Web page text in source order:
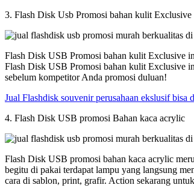
3. Flash Disk Usb Promosi bahan kulit Exclusive
Flash Disk USB Promosi bahan kulit Exclusive
Flash Disk USB Promosi bahan kulit Exclusive
sebelum kompetitor Anda promosi duluan!
Jual Flashdisk souvenir perusahaan ekslusif bisa
4. Flash Disk USB promosi Bahan kaca acrylic
Flash Disk USB promosi bahan kaca acrylic
begitu di pakai terdapat lampu yang langsung
cara di sablon, print, grafir. Action sekarang